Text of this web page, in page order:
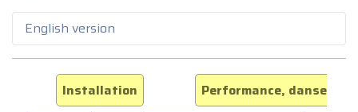
English version
Installation
Performance, danse